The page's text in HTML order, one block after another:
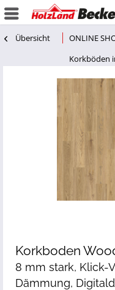
Übersicht ONLINE
Korkböden
Korkboden
8 mm stark, Klick-
Dämmung,